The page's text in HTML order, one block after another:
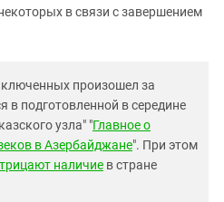
в связи с завершением
произошел за
в подготовленной в середине
узла" "Главное о
в Азербайджане". При этом
наличие в стране